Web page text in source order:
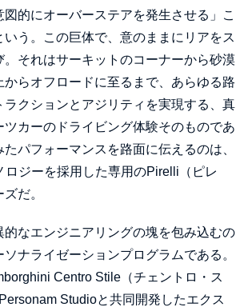
的にオーバーステアを発生させる」こ
いう。この巨体で、意のままにリアをス
。それはサーキットのコーナーから砂漠
からオフロードに至るまで、あらゆる路
ラクションとアジリティを実現する、真
ツカーのドライビング体験そのものであ
パフォーマンスを路面に伝えるのは、
ロジーを採用した専用のPirelli（ピレ
だ。
的なエンジニアリングの塊を包み込むの
ナライゼーションプログラムである。
Centro Stile（チェントロ・ス
Studioと共同開発したエクス